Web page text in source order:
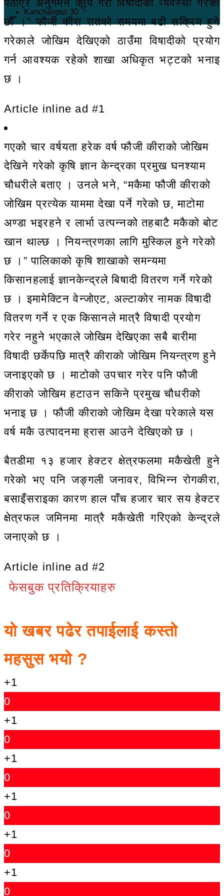
Kanchanpur 30 ℃
पठाएर अनुगमन कार्य गरी विषादीको व्यवस्था गरेको
छौँ ।” फौजी कीरा रातको समयमा बढी सक्रिय हुने
गरेकाले जोखिम देखिएको ठाउँमा विषादीको प्रयोग
गर्न आवश्यक रहेको शाखा अधिकृत भट्टको भनाइ
छ ।
Article inline ad #1
गएको चार वर्षयता हरेक वर्ष फौजी कीराको जोखिम
देखिने गरेको कृषि ज्ञान केन्द्रका प्रमुख घनश्याम
चौधरीले बताए । उनले भने, “मकैमा फौजी कीराको
जोखिम प्रत्येक याममा देखा पर्ने गरेको छ, माटोमा
अण्डा भइरहने र लार्भा उत्पन्नको तहबाटै मकैको बोट
खान थाल्छ । नियन्त्रणका लागि मुस्किल हुने गरेको
छ ।” पालिकाको कृषि शाखाको समन्यमा
किसानहलाई ज्ञानकेन्द्रले बिषादी वितरण गर्ने गरेको
छ । इमामेक्टिन वेन्जोएट, अल्टाकोर नामक विषादी
वितरण गर्ने र एक किसानले मात्रै विषादी प्रयोग
गरेर नहुने भएकाले जोखिम देखिएका सबै बारीमा
विषादी छर्केपछि मात्रै कीराको जोखिम नियन्त्रण हुने
जनाइएको छ । माटोको उपचार गरेर पनि फौजी
कीराको जोखिम हटाउन सकिने प्रमुख चौधरीको
भनाइ छ । फौजी कीराको जोखिम देखा परेकाले यस
वर्ष मकै उत्पादनमा ह्रास आउने देखिएको छ ।
बैतडीमा १३ हजार हेक्टर क्षेत्रफलमा मकैखेती हुने
गरेको भए पनि जङ्गली जनावर, विभिन्न रोगकीरा,
बसाइँसराइका कारण हाल पाँच हजार चार सय हेक्टर
क्षेत्रफल जमिनमा मात्रै मकैखेती गरिएको केन्द्रले
जनाएको छ ।
Article inline ad #2
फेसबुक प्रतिक्रियाहरु
यो खबर पढेर तपाईलाई कस्तो
महसुस भयो ?
+1
0
+1
0
+1
0
+1
0
+1
0
+1
0